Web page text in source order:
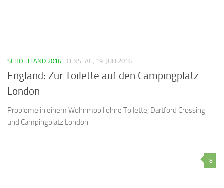
SCHOTTLAND 2016 DIENSTAG, 19. JULI 2016
England: Zur Toilette auf den Campingplatz
London
Probleme in einem Wohnmobil ohne Toilette, Dartford Crossing
und Campingplatz London.
8